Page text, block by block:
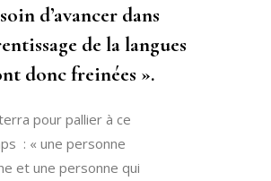
d’avancer dans
de la langues
donc freinées ».
pour pallier à ce
: « une personne
et une personne qui